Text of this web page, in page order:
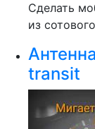
Сделать
из
transit